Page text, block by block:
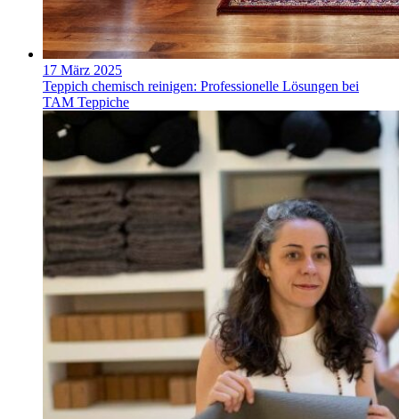
17 März 2025
Teppich chemisch reinigen: Professionelle Lösungen bei
TAM Teppiche